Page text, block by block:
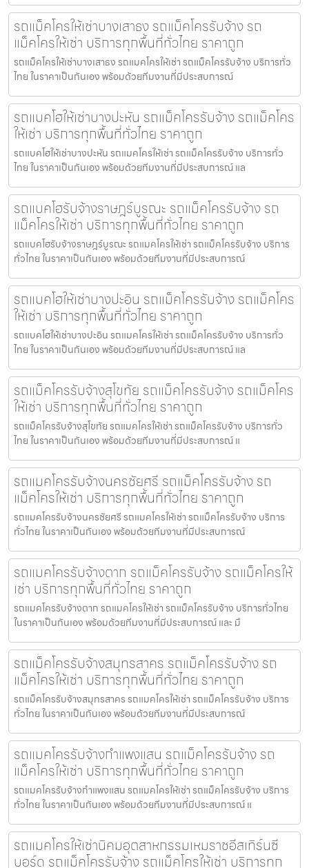
รถแม็คโครให้เช่าบางเสาธง รถแม็คโครรับจ้าง รถ
แม็คโครให้เช่า บริการทุกพื้นที่ทั่วไทย ราคาถูก
รถแม็คโครให้เช่าบางเสาธง รถแมคโครให้เช่า รถแม็คโครรับจ้าง บริการทั่ว
ไทย ในราคาเป็นกันเอง พร้อมด้วยทีมงานที่มีประสบการณ์
รถแบคโฮให้เช่าบางปะหัน รถแม็คโครรับจ้าง รถแม็คโคร
ให้เช่า บริการทุกพื้นที่ทั่วไทย ราคาถูก
รถแบคโฮให้เช่าบางปะหัน รถแมคโครให้เช่า รถแม็คโครรับจ้าง บริการทั่ว
ไทย ในราคาเป็นกันเอง พร้อมด้วยทีมงานที่มีประสบการณ์ แล
รถแบคโฮรับจ้างราษฎร์บูรณะ รถแม็คโครรับจ้าง รถ
แม็คโครให้เช่า บริการทุกพื้นที่ทั่วไทย ราคาถูก
รถแบคโฮรับจ้างราษฎร์บูรณะ รถแมคโครให้เช่า รถแม็คโครรับจ้าง บริการ
ทั่วไทย ในราคาเป็นกันเอง พร้อมด้วยทีมงานที่มีประสบการณ์
รถแบคโฮให้เช่าบางปะอิน รถแม็คโครรับจ้าง รถแม็คโคร
ให้เช่า บริการทุกพื้นที่ทั่วไทย ราคาถูก
รถแบคโฮให้เช่าบางปะอิน รถแมคโครให้เช่า รถแม็คโครรับจ้าง บริการทั่ว
ไทย ในราคาเป็นกันเอง พร้อมด้วยทีมงานที่มีประสบการณ์ แล
รถแม็คโครรับจ้างสุโขทัย รถแม็คโครรับจ้าง รถแม็คโคร
ให้เช่า บริการทุกพื้นที่ทั่วไทย ราคาถูก
รถแม็คโครรับจ้างสุโขทัย รถแมคโครให้เช่า รถแม็คโครรับจ้าง บริการทั่ว
ไทย ในราคาเป็นกันเอง พร้อมด้วยทีมงานที่มีประสบการณ์ แ
รถแมคโครรับจ้างนครชัยศรี รถแม็คโครรับจ้าง รถ
แม็คโครให้เช่า บริการทุกพื้นที่ทั่วไทย ราคาถูก
รถแมคโครรับจ้างนครชัยศรี รถแมคโครให้เช่า รถแม็คโครรับจ้าง บริการ
ทั่วไทย ในราคาเป็นกันเอง พร้อมด้วยทีมงานที่มีประสบการณ์
รถแมคโครรับจ้างตาก รถแม็คโครรับจ้าง รถแม็คโครให้
เช่า บริการทุกพื้นที่ทั่วไทย ราคาถูก
รถแมคโครรับจ้างตาก รถแมคโครให้เช่า รถแม็คโครรับจ้าง บริการทั่วไทย
ในราคาเป็นกันเอง พร้อมด้วยทีมงานที่มีประสบการณ์ และ มื
รถแม็คโครรับจ้างสมุทรสาคร รถแม็คโครรับจ้าง รถ
แม็คโครให้เช่า บริการทุกพื้นที่ทั่วไทย ราคาถูก
รถแม็คโครรับจ้างสมุทรสาคร รถแมคโครให้เช่า รถแม็คโครรับจ้าง บริการ
ทั่วไทย ในราคาเป็นกันเอง พร้อมด้วยทีมงานที่มีประสบการณ์
รถแมคโครรับจ้างกำแพงแสน รถแม็คโครรับจ้าง รถ
แม็คโครให้เช่า บริการทุกพื้นที่ทั่วไทย ราคาถูก
รถแมคโครรับจ้างกำแพงแสน รถแมคโครให้เช่า รถแม็คโครรับจ้าง บริการ
ทั่วไทย ในราคาเป็นกันเอง พร้อมด้วยทีมงานที่มีประสบการณ์ แ
รถแมคโครให้เช่านิคมอุตสาหกรรมเหมราชอีสเทิร์นซี
บอร์ด รถแม็คโครรับจ้าง รถแม็คโครให้เช่า บริการทุก